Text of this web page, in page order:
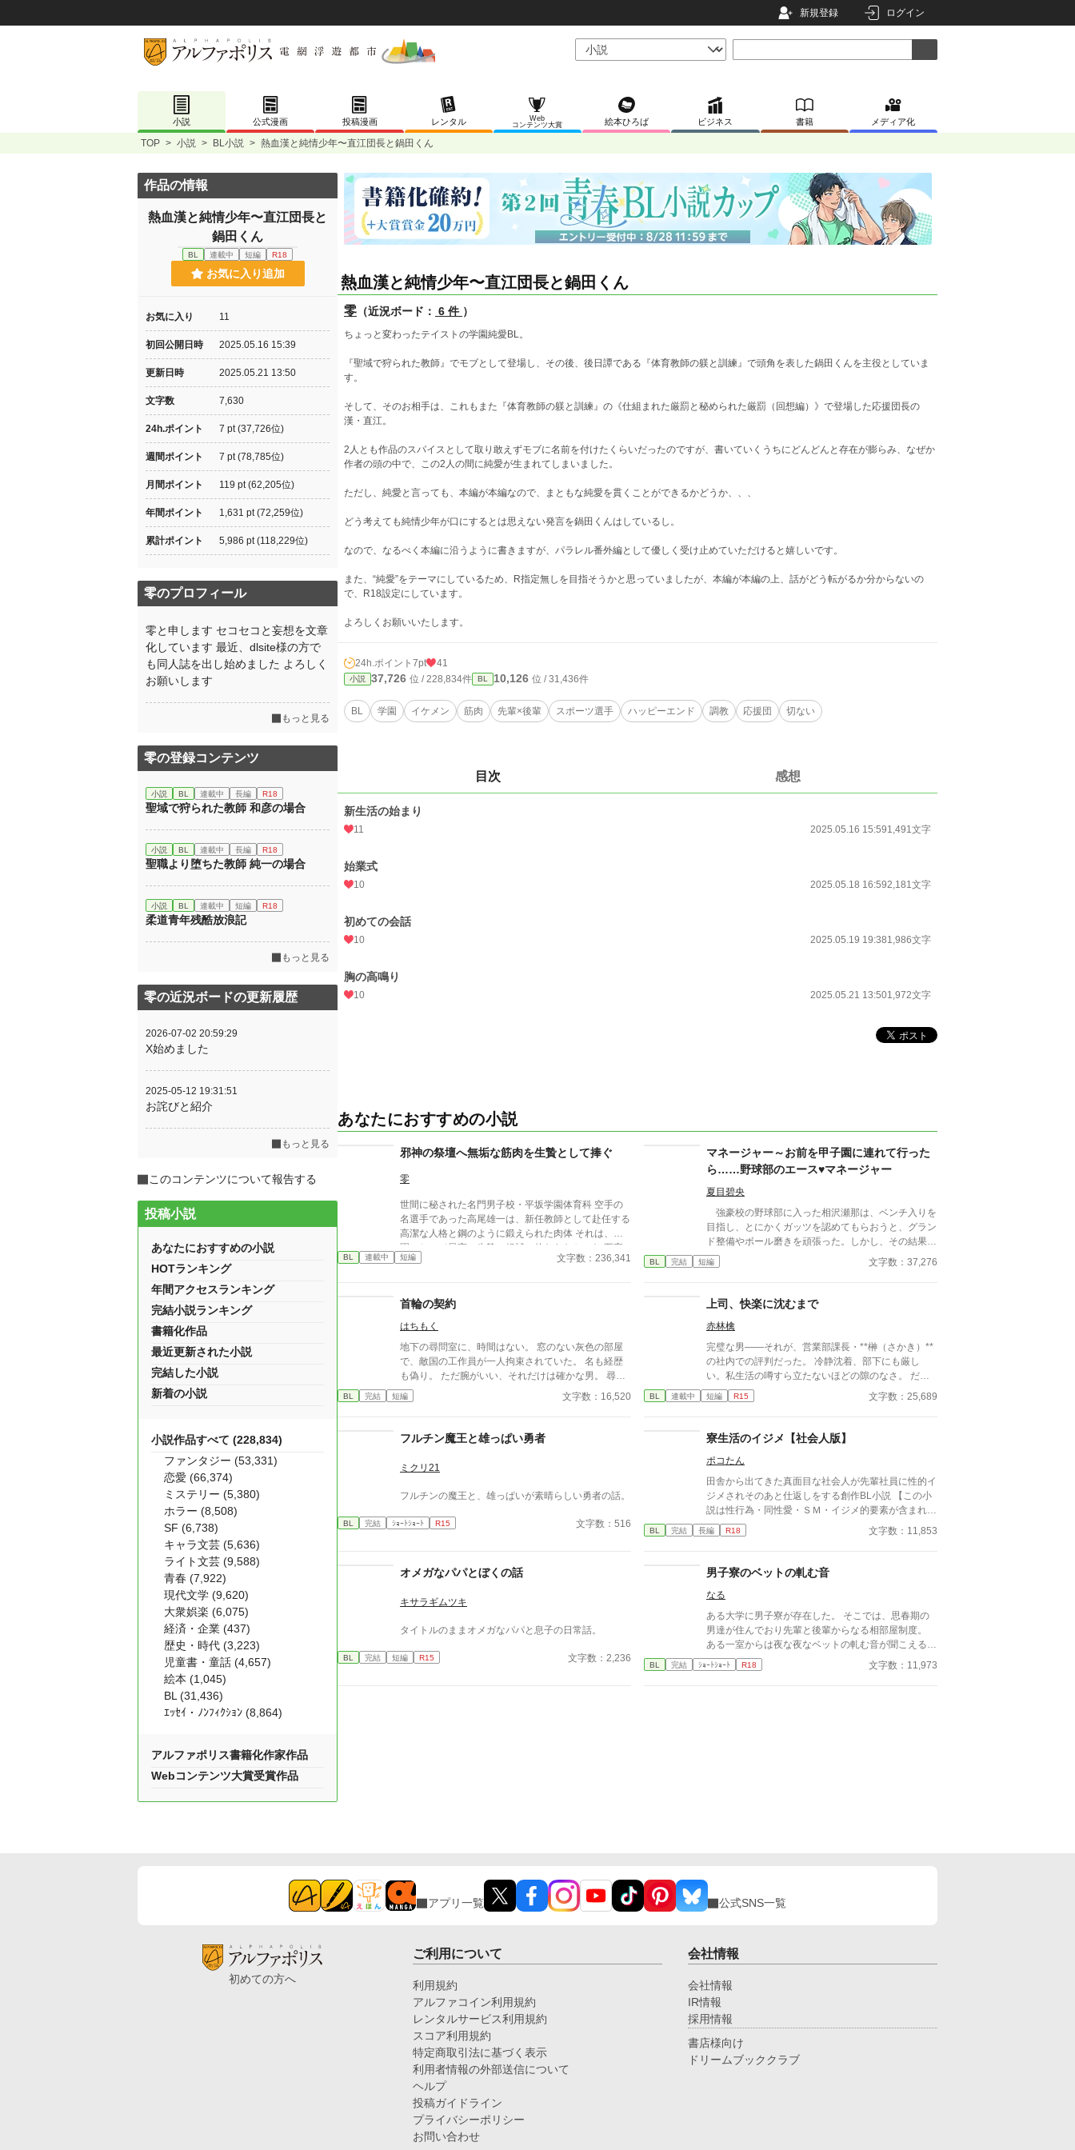
新規登録 ログイン
小説 公式漫画 投稿漫画 レンタル
Web
コンテンツ大賞
絵本ひろば ビジネス 書籍 メディア化
TOP > 小説 > BL小説 > 熱血漢と純情少年〜直江団長と鍋田くん
熱血漢と純情少年〜直江団長と鍋田くん
零 （近況ボード： 6 件 ）
ちょっと変わったテイストの学園純愛BL。
『聖域で狩られた教師』でモブとして登場し、その後、後日譚である『体育教師の躾と訓練』で頭角を表した鍋田くんを主役としていま
す。
そして、そのお相手は、これもまた『体育教師の躾と訓練』の《仕組まれた厳罰と秘められた厳罰（回想編）》で登場した応援団長の
漢・直江。
2人とも作品のスパイスとして取り敢えずモブに名前を付けたくらいだったのですが、書いていくうちにどんどんと存在が膨らみ、なぜか
作者の頭の中で、この2人の間に純愛が生まれてしまいました。
ただし、純愛と言っても、本編が本編なので、まともな純愛を貫くことができるかどうか、、、
どう考えても純情少年が口にするとは思えない発言を鍋田くんはしているし。
なので、なるべく本編に沿うように書きますが、パラレル番外編として優しく受け止めていただけると嬉しいです。
また、“純愛”をテーマにしているため、R指定無しを目指そうかと思っていましたが、本編が本編の上、話がどう転がるか分からないの
で、R18設定にしています。
よろしくお願いいたします。
24h.ポイント 7pt 41
小説 37,726 位 / 228,834件 BL 10,126 位 / 31,436件
BL 学園 イケメン 筋肉 先輩×後輩 スポーツ選手 ハッピーエンド 調教 応援団 切ない
目次 感想
新生活の始まり
11 2025.05.16 15:591,491文字
始業式
10 2025.05.18 16:592,181文字
初めての会話
10 2025.05.19 19:381,986文字
胸の高鳴り
10 2025.05.21 13:501,972文字
あなたにおすすめの小説
邪神の祭壇へ無垢な筋肉を生贄として捧ぐ
零
世間に秘された名門男子校・平坂学園体育科 空手の
名選手であった高尾雄一は、新任教師として赴任する
高潔な人格と鋼のように鍛えられた肉体 それは、学
園にとって最高の生贄の候補に他ならなかった 至高
の筋肉を持つ、精神を削られ意志をなくした青年を太
消える教師 山奥の男子校で繰り広げられるダークフ
BL 連載中 短編 文字数：236,341
マネージャー～お前を甲子園に連れて行った
ら……野球部のエース♥マネージャー
夏目碧央
強豪校の野球部に入った相沢瀬那は、ベンチ入りを
目指し、とにかくガッツを認めてもらおうと、グラン
ド整備やボール磨きを頑張った。しかし、その結果は
「マネージャーにならないか？」という監督からの言
葉。瀬那は葛藤の末、マネージャーに転身する。
の才能を羨ましく思っていたが、マネージャーとして
している事を知る。
BL 完結 短編 文字数：37,276
首輪の契約
はちもく
地下の尋問室に、時間はない。 窓のない灰色の部屋
で、敵国の工作員が一人拘束されていた。 名も経歴
も偽り。 ただ腕がいい、それだけは確かな男。 尋問
に対し、彼は白状ではなく提案を持ち出す。 「白状
はしない。だが、契約ならする」 敵国のスパイと、
は」 「リュシアン」 その日、移り気な猟犬と飼い主
りは、追跡へ。 追跡は――執着へと変わっていく。
官。 感情を見せない軍人。静かな視線で相手を見定
場でありながら、白状ではなく契約を持ち出す男。
BL 完結 短編 文字数：16,520
上司、快楽に沈むまで
赤林檎
完璧な男――それが、営業部課長・**榊（さかき）**
の社内での評判だった。 冷静沈着、部下にも厳し
い。私生活の噂すら立たないほどの隙のなさ。 だ
が、その“完璧”が崩れる日がくるとは、誰も想像して
いなかった。 入社三年目の篠原は、榊の直属の部
べる青年。 ある夜、取引先とのトラブル対応で二人
いつもの穏やかな口調を崩した。「……そんな顔、部
下には見せないんですね」 疲労で僅かに緩んだ榊の
表情。 その弱さを見逃さず、篠原はデスク越しに距
離を詰める。 「強がらなくていいですよ。俺の前で
れた瞬間、榊の理性は音を立てて崩れた。 拒むこと
れられるたびに、自分の知らなかった感情と快楽を知
る。それは、上司としての誇りを壊すほどに甘く、逃
るのは、ただの欲望ではなかった。 そこには、ずっ
と榊だけを見つめ続けてきた、静かな執着がある。
「俺、前から思ってたんです。 あなたが誰かに“支
配される”ところ、きっと綺麗だろうなって」 支配す
BL 連載中 短編 R15 文字数：25,689
フルチン魔王と雄っぱい勇者
ミクリ21
フルチンの魔王と、雄っぱいが素晴らしい勇者の話。
BL 完結 ｼｮｰﾄｼｮｰﾄ R15 文字数：516
寮生活のイジメ【社会人版】
ポコたん
田舎から出てきた真面目な社会人が先輩社員に性的イ
ジメされそのあと仕返しをする創作BL小説 【この小
説は性行為・同性愛・ＳＭ・イジメ的要素が含まれま
す。理解のある方のみこの先にお進みください。】
全四話 毎週日曜日の正午に一話ずつ公開
BL 完結 長編 R18 文字数：11,853
オメガなパパとぼくの話
キサラギムツキ
タイトルのままオメガなパパと息子の日常話。
BL 完結 短編 R15 文字数：2,236
男子寮のベットの軋む音
なる
ある大学に男子寮が存在した。 そこでは、思春期の
男達が住んでおり先輩と後輩からなる相部屋制度。
ある一室からは夜な夜なベットの軋む音が聞こえる。
女子禁制の禁断の場所。
BL 完結 ｼｮｰﾄｼｮｰﾄ R18 文字数：11,973
作品の情報
熱血漢と純情少年〜直江団長と
鍋田くん
BL 連載中 短編 R18
お気に入り追加
お気に入り 11
初回公開日時 2025.05.16 15:39
更新日時 2025.05.21 13:50
文字数 7,630
24h.ポイント 7 pt (37,726位)
週間ポイント 7 pt (78,785位)
月間ポイント 119 pt (62,205位)
年間ポイント 1,631 pt (72,259位)
累計ポイント 5,986 pt (118,229位)
零のプロフィール
零と申します セコセコと妄想を文章
化しています 最近、dlsite様の方で
も同人誌を出し始めました よろしく
お願いします
もっと見る
零の登録コンテンツ
小説 BL 連載中 長編 R18
聖域で狩られた教師 和彦の場合
小説 BL 連載中 長編 R18
聖職より堕ちた教師 純一の場合
小説 BL 連載中 短編 R18
柔道青年残酷放浪記
もっと見る
零の近況ボードの更新履歴
2026-07-02 20:59:29
X始めました
2025-05-12 19:31:51
お詫びと紹介
もっと見る
このコンテンツについて報告する
投稿小説
あなたにおすすめの小説
HOTランキング
年間アクセスランキング
完結小説ランキング
書籍化作品
最近更新された小説
完結した小説
新着の小説
小説作品すべて (228,834)
ファンタジー (53,331)
恋愛 (66,374)
ミステリー (5,380)
ホラー (8,508)
SF (6,738)
キャラ文芸 (5,636)
ライト文芸 (9,588)
青春 (7,922)
現代文学 (9,620)
大衆娯楽 (6,075)
経済・企業 (437)
歴史・時代 (3,223)
児童書・童話 (4,657)
絵本 (1,045)
BL (31,436)
ｴｯｾｲ・ﾉﾝﾌｨｸｼｮﾝ (8,864)
アルファポリス書籍化作家作品
Webコンテンツ大賞受賞作品
アプリ一覧 公式SNS一覧
初めての方へ
ご利用について
利用規約
アルファコイン利用規約
レンタルサービス利用規約
スコア利用規約
特定商取引法に基づく表示
利用者情報の外部送信について
ヘルプ
投稿ガイドライン
プライバシーポリシー
お問い合わせ
会社情報
会社情報
IR情報
採用情報
書店様向け
ドリームブッククラブ